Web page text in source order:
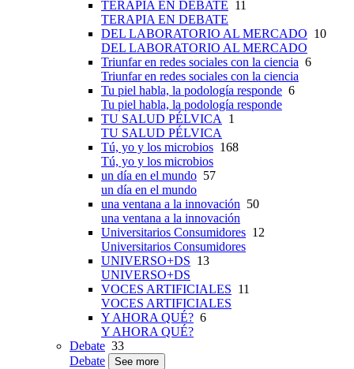
TERAPIA EN DEBATE 11
TERAPIA EN DEBATE
DEL LABORATORIO AL MERCADO 10
DEL LABORATORIO AL MERCADO
Triunfar en redes sociales con la ciencia 6
Triunfar en redes sociales con la ciencia
Tu piel habla, la podología responde 6
Tu piel habla, la podología responde
TU SALUD PÉLVICA 1
TU SALUD PÉLVICA
Tú, yo y los microbios 168
Tú, yo y los microbios
un día en el mundo 57
un día en el mundo
una ventana a la innovación 50
una ventana a la innovación
Universitarios Consumidores 12
Universitarios Consumidores
UNIVERSO+DS 13
UNIVERSO+DS
VOCES ARTIFICIALES 11
VOCES ARTIFICIALES
Y AHORA QUÉ? 6
Y AHORA QUÉ?
Debate 33
Debate
See more